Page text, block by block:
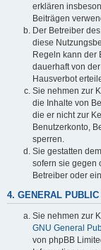
erklären
Beiträgen
Der Betreiber
diese
Regeln kann der
dauerhaft von
Hausverbot
Sie nehmen zur
die Inhalte von
die er nicht zur
Benutzerkonto,
sperren.
Sie gestatten
sofern sie gegen
Betreiber oder
4. GENERAL PUBLIC
Sie nehmen zur
GNU General
von phpBB